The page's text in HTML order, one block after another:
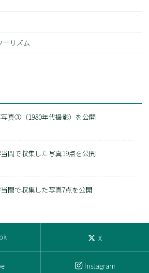
ーリズム
真③（1980年代撮影）を公開
間で収集した写真19点を公開
間で収集した写真7点を公開
X
Instagram